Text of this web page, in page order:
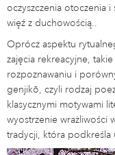
oczyszczenia otoczenia i
więź z duchowością..
Oprócz aspektu
zajęcia rekreacyjne,
rozpoznawaniu i
genjikō, czyli rodzaj
klasycznymi motywami
wyostrzenie wrażliwości
tradycji, która podkreśla